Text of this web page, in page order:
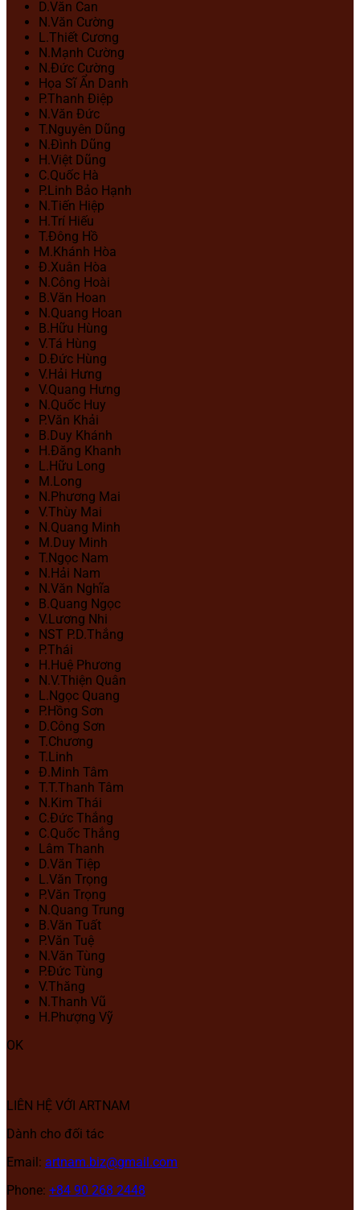
D.Văn Can
N.Văn Cường
L.Thiết Cương
N.Mạnh Cường
N.Đức Cường
Họa Sĩ Ẩn Danh
P.Thanh Điệp
N.Văn Đức
T.Nguyên Dũng
N.Đình Dũng
H.Việt Dũng
C.Quốc Hà
P.Linh Bảo Hạnh
N.Tiến Hiệp
H.Trí Hiếu
T.Đông Hồ
M.Khánh Hòa
Đ.Xuân Hòa
N.Công Hoài
B.Văn Hoan
N.Quang Hoan
B.Hữu Hùng
V.Tá Hùng
D.Đức Hùng
V.Hải Hưng
V.Quang Hưng
N.Quốc Huy
P.Văn Khải
B.Duy Khánh
H.Đăng Khanh
L.Hữu Long
M.Long
N.Phương Mai
V.Thùy Mai
N.Quang Minh
M.Duy Minh
T.Ngọc Nam
N.Hải Nam
N.Văn Nghĩa
B.Quang Ngọc
V.Lương Nhi
NST P.D.Thắng
P.Thái
H.Huệ Phương
N.V.Thiện Quân
L.Ngọc Quang
P.Hồng Sơn
D.Công Sơn
T.Chương
T.Linh
Đ.Minh Tâm
T.T.Thanh Tâm
N.Kim Thái
C.Đức Thắng
C.Quốc Thắng
Lâm Thanh
D.Văn Tiệp
L.Văn Trọng
P.Văn Trọng
N.Quang Trung
B.Văn Tuất
P.Văn Tuệ
N.Văn Tùng
P.Đức Tùng
V.Thăng
N.Thanh Vũ
H.Phượng Vỹ
OK
LIÊN HỆ VỚI ARTNAM
Dành cho đối tác
Email: artnam.biz@gmail.com
Phone: +84 90 268 2448